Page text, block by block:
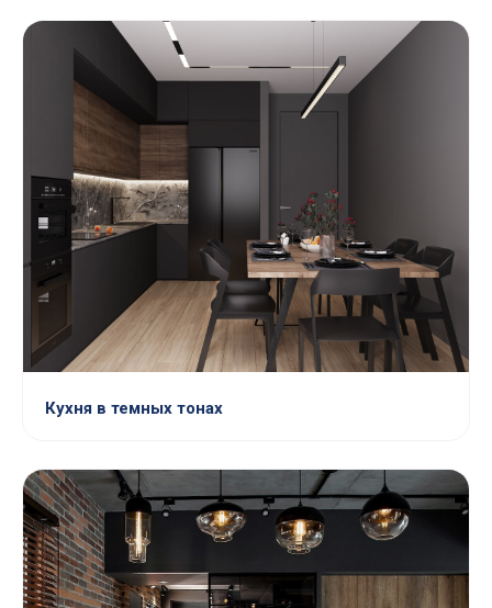
Кухня в темных тонах